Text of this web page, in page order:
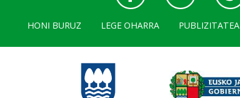
HONI BURUZ LEGE OHARRA PUBLIZITATEA